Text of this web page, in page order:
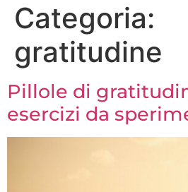
Categoria:
gratitudine
Pillole di
esercizi da